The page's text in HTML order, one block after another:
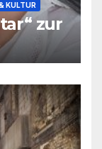
KULTUR
zur
die